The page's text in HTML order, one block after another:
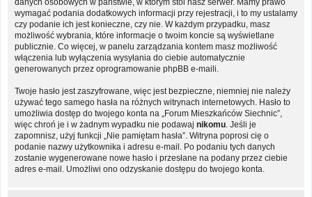
wymagać podania dodatkowych informacji przy rejestracji, i to my ustalamy
czy podanie ich jest konieczne, czy nie. W każdym przypadku, masz
możliwość wybrania, które informacje o twoim koncie są wyświetlane
publicznie. Co więcej, w panelu zarządzania kontem masz możliwość
włączenia lub wyłączenia wysyłania do ciebie automatycznie
generowanych przez oprogramowanie phpBB e-maili.
Twoje hasło jest zaszyfrowane, więc jest bezpieczne, niemniej nie należy
używać tego samego hasła na różnych witrynach internetowych. Hasło to
umożliwia dostęp do twojego konta na „Forum Mieszkańców Siechnic”,
więc chroń je i w żadnym wypadku nie podawaj nikomu . Jeśli je
zapomnisz, użyj funkcji „Nie pamiętam hasła”. Witryna poprosi cię o
podanie nazwy użytkownika i adresu e-mail. Po podaniu tych danych
zostanie wygenerowane nowe hasło i przesłane na podany przez ciebie
adres e-mail. Umożliwi ono odzyskanie dostępu do twojego konta.